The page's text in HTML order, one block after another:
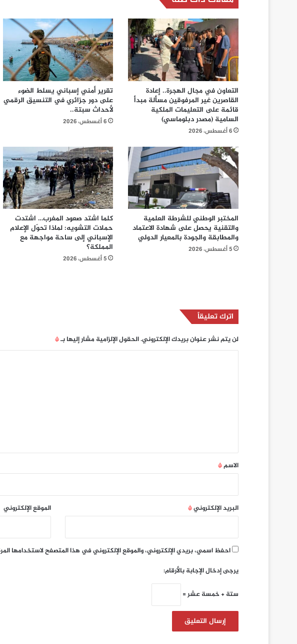
التعاون في مجال الهجرة.. إعادة
القاصرين غير المرفوقين مسألة مبدأ
قائمة على التعليمات الملكية
السامية (مصدر دبلوماسي)
6 أغسطس، 2026
تقرير أمني إسباني يسلط الضوء
على دور جزائري في التنسيق الرقمي
لأحداث سبتة..
6 أغسطس، 2026
المختبر الوطني للشرطة العلمية
والتقنية يحصل على شهادة الاعتماد
والمطابقة والجودة بالمعيار الدولي
5 أغسطس، 2026
كلما اشتد صعود المغرب… اشتدت
حملات التشويه: لماذا تحوّل الإعلام
الإسباني إلى ساحة مواجهة مع
المملكة؟
5 أغسطس، 2026
اترك تعليقاً
لن يتم نشر عنوان بريدك الإلكتروني.الحقول الإلزامية مشار إليها بـ*
*
الاسم*
البريد الإلكتروني* الموقع الإلكتروني
احفظ اسمي، بريدي الإلكتروني، والموقع الإلكتروني في هذا المتصفح لاستخدامها
يرجى إدخال الإجابة بالأرقام:
ستة + خمسة عشر =